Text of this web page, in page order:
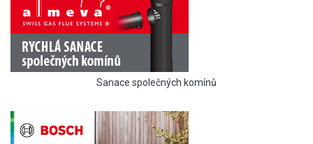
Sanace společných komínů